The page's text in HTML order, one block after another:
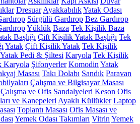
Dresuar AyakkabılıkYatak Odası
Sürgülü Gardırop Bez Gardırop
Yüklük Baza Tek Kişilik Baza
Başlığı Çift Kişilik Yatak Başlığı Tek
Yatak Çift Kişilik Yatak Tek Kişilik
Yatak Pedi & Şiltesi Karyola Tek Kişilik
Karyola Şifonyerler Komodin Yatak
Masası Takı Dolabı Sandık Paravan
Çalışma ve Bilgisayar Masası
Çalışma ve Ofis Sandalyeleri Keson Ofis
ve Kanepeleri Ayaklı Küllükler Laptop
Toplantı Masası Ofis Masası ve
Yemek Odası Takımları Vitrin Yemek